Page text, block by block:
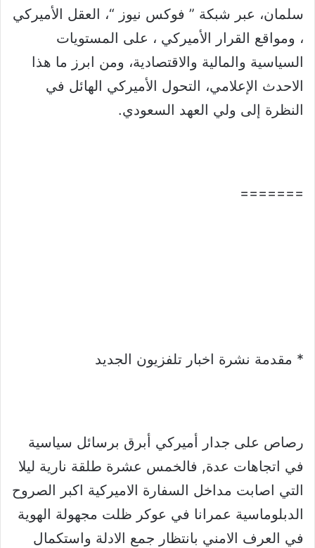
سلمان، عبر شبكة ” فوكس نيوز “، العقل الأميركي
، ومواقع القرار الأميركي ، على المستويات
السياسية والمالية والاقتصادية، ومن ابرز ما هذا
الاحدث الإعلامي، التحول الأميركي الهائل في
النظرة إلى ولي العهد السعودي.
=======
* مقدمة نشرة اخبار تلفزيون الجديد
رصاص على جدار أميركي أبرق برسائل سياسية
في اتجاهات عدة, فالخمس عشرة طلقة نارية ليلا
التي اصابت مداخل السفارة الاميركية اكبر الصروح
الدبلوماسية عمرانا في عوكر ظلت مجهولة الهوية
في العرف الامني بانتظار جمع الادلة واستكمال